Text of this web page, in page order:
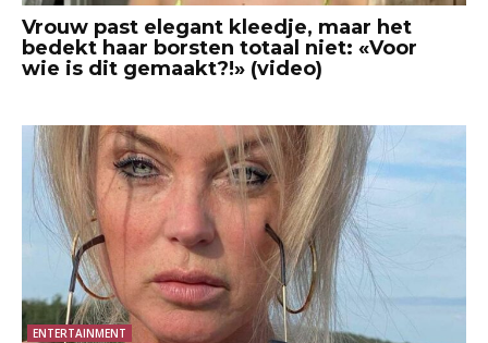
Vrouw past elegant kleedje, maar het
bedekt haar borsten totaal niet: «Voor
wie is dit gemaakt?!» (video)
ENTERTAINMENT